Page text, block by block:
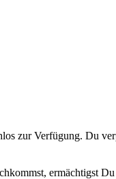
zur Verfügung. Du
ermächtigst